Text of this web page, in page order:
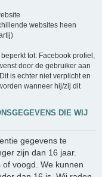
websites heen
tot: Facebook profiel,
door de gebruiker aan
is echter niet verplicht en
wanneer hij/zij dit
DIE WIJ
gegevens te
zijn dan 16 jaar.
voogd. We kunnen